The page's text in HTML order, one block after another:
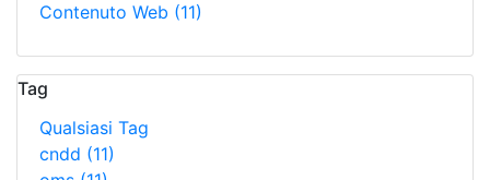
Contenuto Web (11)
Tag
Qualsiasi Tag
cndd (11)